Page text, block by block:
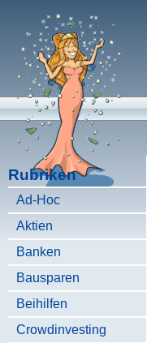
Rubriken
Ad-Hoc
Aktien
Banken
Bausparen
Beihilfen
Crowdinvesting